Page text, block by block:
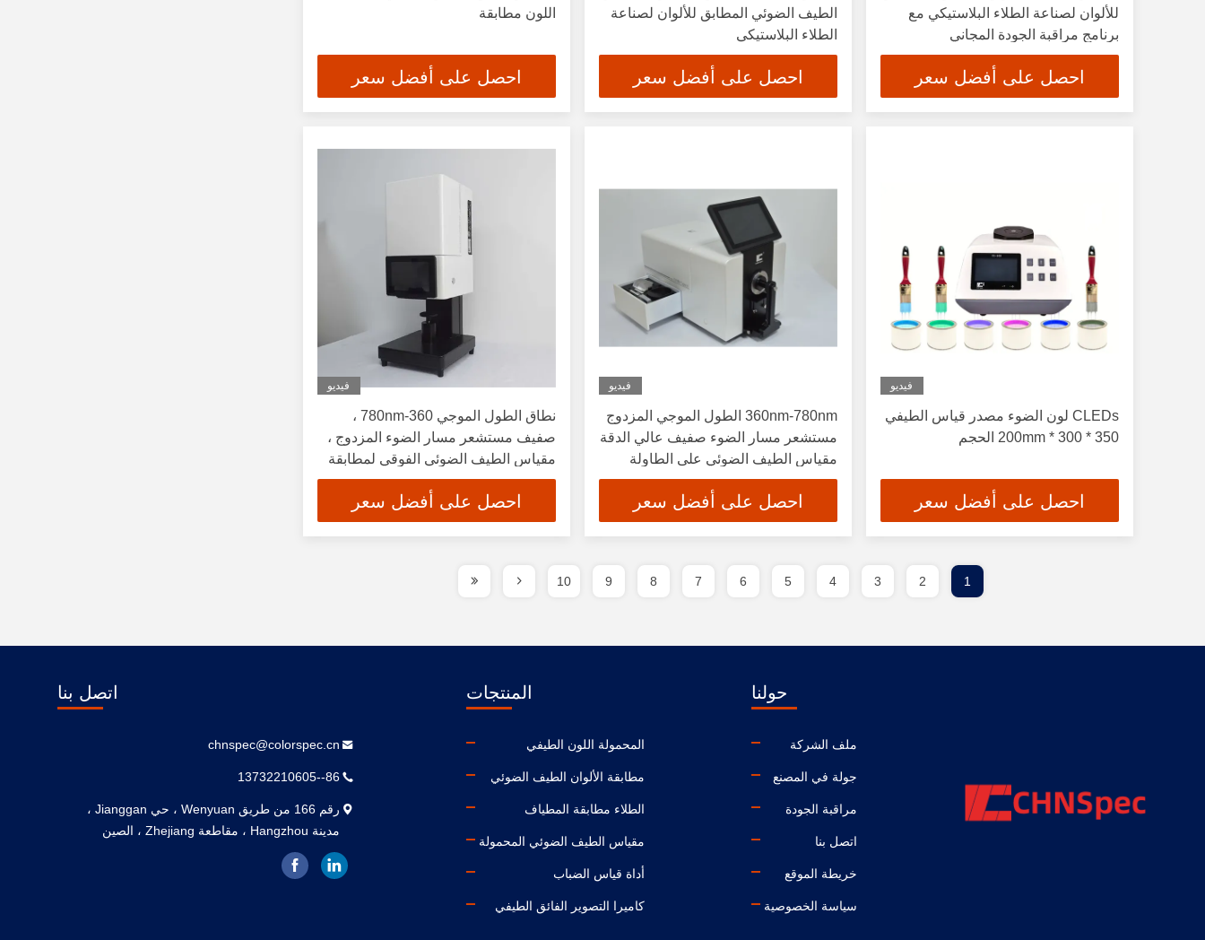
للألوان لصناعة الطلاء البلاستيكي مع
برنامج مراقبة الجودة المجاني
احصل على أفضل سعر
الطيف الضوئي المطابق للألوان لصناعة
الطلاء البلاستيكي
احصل على أفضل سعر
اللون مطابقة
احصل على أفضل سعر
فيديو
CLEDs لون الضوء مصدر قياس الطيفي
350 * 300 * 200mm الحجم
احصل على أفضل سعر
فيديو
360nm-780nm الطول الموجي المزدوج
مستشعر مسار الضوء صفيف عالي الدقة
مقياس الطيف الضوئي على الطاولة
لمطابقة لون النسيج
احصل على أفضل سعر
فيديو
نطاق الطول الموجي 360-780nm ،
صفيف مستشعر مسار الضوء المزدوج ،
مقياس الطيف الضوئي الفوقي لمطابقة
ألوان النسيج
احصل على أفضل سعر
1
2
3
4
5
6
7
8
9
10
حولنا
ملف الشركة
جولة في المصنع
مراقبة الجودة
اتصل بنا
خريطة الموقع
سياسة الخصوصية
المنتجات
المحمولة اللون الطيفي
مطابقة الألوان الطيف الضوئي
الطلاء مطابقة المطياف
مقياس الطيف الضوئي المحمولة
أداة قياس الضباب
كاميرا التصوير الفائق الطيفي
اتصل بنا
chnspec@colorspec.cn
86--13732210605
رقم 166 من طريق Wenyuan ، حي Jianggan ،
مدينة Hangzhou ، مقاطعة Zhejiang ، الصين